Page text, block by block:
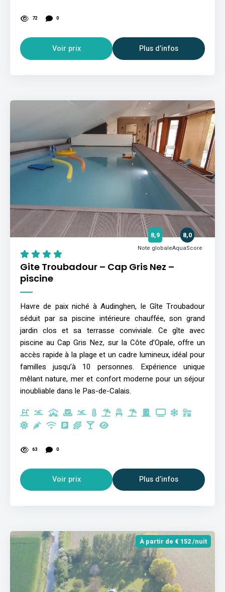
72 0
Voir prix Plus d’infos
Gite Troubadour – Cap Gris Nez –
piscine
8,9
Note globale
8,0
AquaScore
Havre de paix niché à Audinghen, le Gîte Troubadour
séduit par sa piscine intérieure chauffée, son grand
jardin clos et sa terrasse conviviale. Ce gîte avec
piscine au Cap Gris Nez, sur la Côte d’Opale, offre un
accès rapide à la plage et un cadre lumineux, idéal pour
familles jusqu’à 10 personnes. Expérience unique
mêlant nature, mer et confort moderne pour un séjour
inoubliable dans le Pas-de-Calais.
63 0
Voir prix Plus d’infos
À partir de € 152 /nuit